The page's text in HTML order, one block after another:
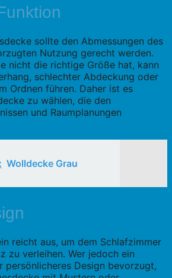
sollte den Abmessungen des
Nutzung gerecht werden.
nicht die richtige Größe hat, kann
schlechter Abdeckung oder
Ordnen führen. Daher ist es
zu wählen, die den
und Raumplanungen
Wolldecke Grau
reicht aus, um dem Schlafzimmer
zu verleihen. Wer jedoch ein
persönlicheres Design bevorzugt,